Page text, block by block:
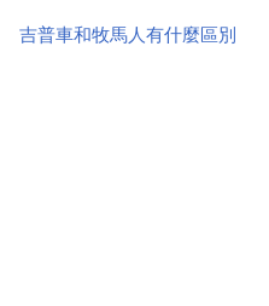
吉普車和牧馬人有什麼區別